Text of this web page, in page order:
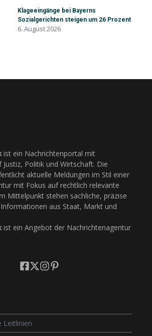
Klageeingänge bei Bayerns
Sozialgerichten steigen um 26 Prozent
6. August 2026
ist ein Nachrichtenportal mit
Justiz, Politik und Wirtschaft. Die
aktuelle Meldungen im Stil einer
mit Fokus auf rechtlich relevante
Mittelpunkt stehen sachliche, präzise
aus Staat, Markt und
ist ein Angebot der Nachrichtenagentur
Leitlinien